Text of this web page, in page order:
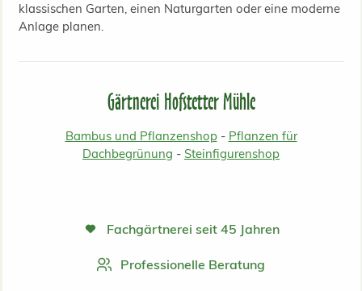
klassischen Garten, einen Naturgarten oder eine moderne
Anlage planen.
Gärtnerei Hofstetter Mühle
Bambus und Pflanzenshop- Pflanzen für
Dachbegrünung - Steinfigurenshop
Fachgärtnerei seit 45 Jahren
Professionelle Beratung